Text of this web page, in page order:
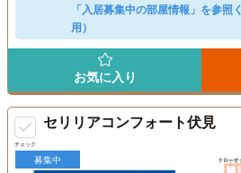
「入居募集中の部屋情報」を参照
用）
お気に入り
チェック
セリリアコンフォート伏見
募集中